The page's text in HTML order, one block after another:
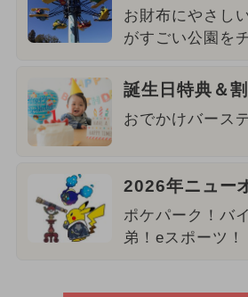
お財布にやさし
がすごい公園を
誕生日特典＆
おでかけバース
2026年ニュー
ポケパーク！バ
弟！eスポーツ！